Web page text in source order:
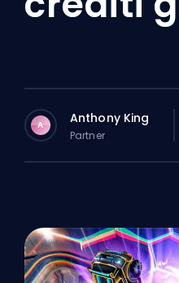
A Anthony King
Partner